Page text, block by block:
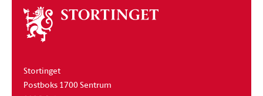
Om
stortinget
Stortinget
Postboks 1700 Sentrum